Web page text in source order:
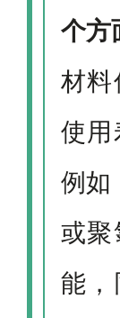
个方
材料
使用
例如
或聚
能，